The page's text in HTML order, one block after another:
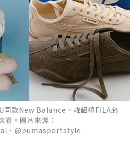
同款New Balance、韓韶禧FILA必
。圖片來源：
、@pumasportstyle